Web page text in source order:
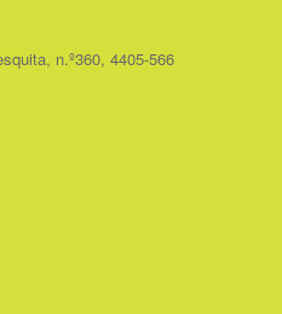
n.º360, 4405-566